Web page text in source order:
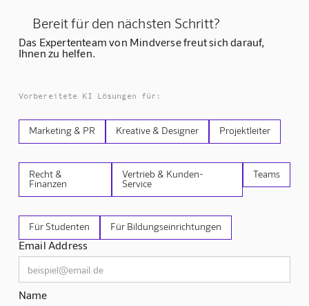
Bereit für den nächsten Schritt?
Das Expertenteam von Mindverse freut sich darauf,
Ihnen zu helfen.
Vorbereitete KI Lösungen für:
Marketing & PR Kreative & Designer Projektleiter
Recht &
Finanzen
Vertrieb & Kunden-
Service
Teams
Für Studenten Für Bildungseinrichtungen
Email Address
Name